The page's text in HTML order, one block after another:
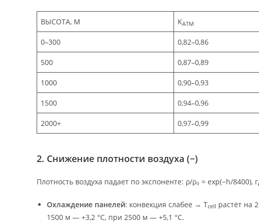
ВЫСОТА, М KАТМ
0–300 0,82–0,86
500 0,87–0,89
1000 0,90–0,93
1500 0,94–0,96
2000+ 0,97–0,99
2. Снижение плотности воздуха (−)
Плотность воздуха падает по экспоненте: ρ/ρ₀ = exp(−h/
Охлаждение панелей: конвекция слабее → Tcell растёт на
1500 м — +3,2 °C, при 2500 м — +5,1 °C.